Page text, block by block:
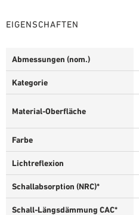
EIGENSCHAFTEN
Abmessungen (nom.)
Kategorie
Material-Oberfläche
Farbe
Lichtreflexion
Schallabsorption (NRC)*
Schall-Längsdämmung CAC*